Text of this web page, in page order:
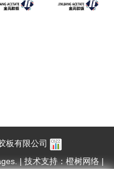
板有限公司
|技术支持：橙树网络|